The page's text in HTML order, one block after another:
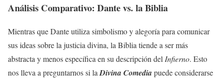
Análisis Comparativo: Dante vs. la Biblia
Mientras que Dante utiliza simbolismo y alegoría para comunicar
sus ideas sobre la justicia divina, la Biblia tiende a ser más
abstracta y menos específica en su descripción delInfierno. Esto
nos lleva a preguntarnos si laDivina Comediapuede considerarse